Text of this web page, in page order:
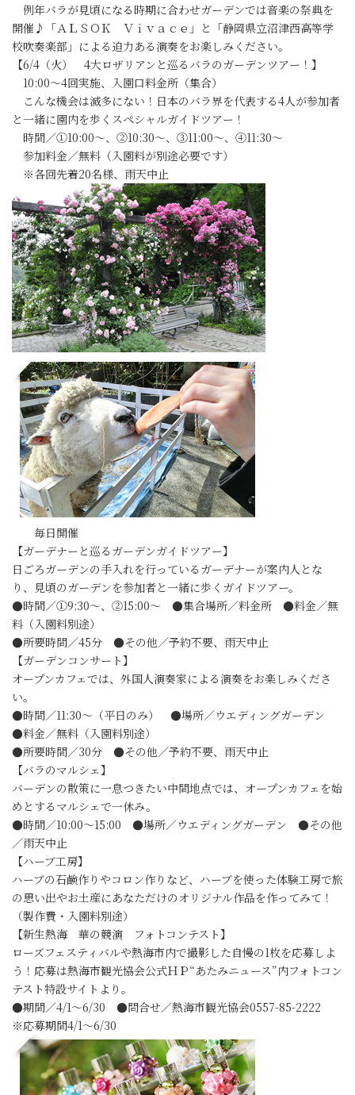
例年バラが見頃になる時期に合わせガーデンでは音楽の祭典を
開催♪「ＡＬＳＯＫ Ｖｉｖａｃｅ」と「静岡県立沼津西高等学
校吹奏楽部」による迫力ある演奏をお楽しみください。
【6/4（火） 4大ロザリアンと巡るバラのガーデンツアー！】
10:00～4回実施、入園口料金所（集合）
こんな機会は滅多にない！日本のバラ界を代表する4人が参加者
と一緒に園内を歩くスペシャルガイドツアー！
時間／①10:00～、②10:30～、③11:00～、④11:30～
参加料金／無料（入園料が別途必要です）
※各回先着20名様、雨天中止
毎日開催
【ガーデナーと巡るガーデンガイドツアー】
日ごろガーデンの手入れを行っているガーデナーが案内人とな
り、見頃のガーデンを参加者と一緒に歩くガイドツアー。
●時間／①9:30～、②15:00～ ●集合場所／料金所 ●料金／無
料（入園料別途）
●所要時間／45分 ●その他／予約不要、雨天中止
【ガーデンコンサート】
オープンカフェでは、外国人演奏家による演奏をお楽しみくださ
い。
●時間／11:30～（平日のみ） ●場所／ウエディングガーデン
●料金／無料（入園料別途）
●所要時間／30分 ●その他／予約不要、雨天中止
【バラのマルシェ】
バーデンの散策に一息つきたい中間地点では、オープンカフェを始
めとするマルシェで一休み。
●時間／10:00～15:00 ●場所／ウエディングガーデン ●その他
／雨天中止
【ハーブ工房】
ハーブの石鹸作りやコロン作りなど、ハーブを使った体験工房で旅
の思い出やお土産にあなただけのオリジナル作品を作ってみて！
（製作費・入園料別途）
【新生熱海 華の競演 フォトコンテスト】
ローズフェスティバルや熱海市内で撮影した自慢の1枚を応募しよ
う！応募は熱海市観光協会公式ＨＰ“あたみニュース”内フォトコン
テスト特設サイトより。
●期間／4/1～6/30 ●問合せ／熱海市観光協会0557-85-2222
※応募期間4/1～6/30